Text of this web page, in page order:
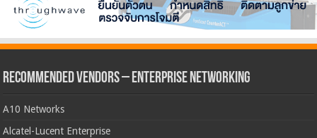
Recommended Vendors – Enterprise Networking
A10 Networks
Alcatel-Lucent Enterprise